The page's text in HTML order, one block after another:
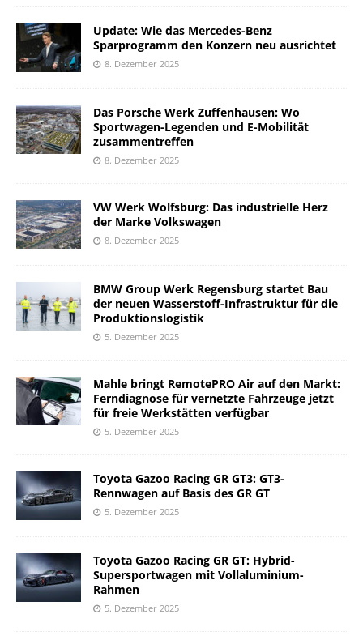
Update: Wie das Mercedes-Benz
Sparprogramm den Konzern neu ausrichtet
8. Dezember 2025
Das Porsche Werk Zuffenhausen: Wo
Sportwagen-Legenden und E-Mobilität
zusammentreffen
8. Dezember 2025
VW Werk Wolfsburg: Das industrielle Herz
der Marke Volkswagen
8. Dezember 2025
BMW Group Werk Regensburg startet Bau
der neuen Wasserstoff-Infrastruktur für die
Produktionslogistik
5. Dezember 2025
Mahle bringt RemotePRO Air auf den Markt:
Ferndiagnose für vernetzte Fahrzeuge jetzt
für freie Werkstätten verfügbar
5. Dezember 2025
Toyota Gazoo Racing GR GT3: GT3-
Rennwagen auf Basis des GR GT
5. Dezember 2025
Toyota Gazoo Racing GR GT: Hybrid-
Supersportwagen mit Vollaluminium-
Rahmen
5. Dezember 2025